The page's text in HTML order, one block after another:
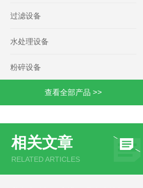
过滤设备
水处理设备
粉碎设备
查看全部产品 >>
相关文章
RELATED ARTICLES